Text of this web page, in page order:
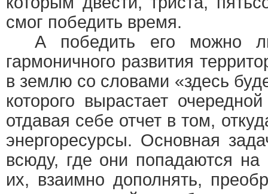
смог победить время.
А победить его можно
гармоничного развития
в землю со словами «здесь
которого вырастает
отдавая себе отчет в том,
энергоресурсы. Основная
всюду, где они попадаются на
их, взаимно дополнять,